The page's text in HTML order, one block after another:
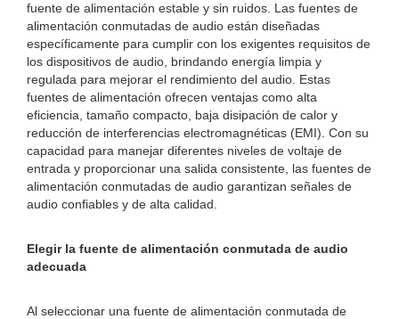
fuente de alimentación estable y sin ruidos. Las fuentes de
alimentación conmutadas de audio están diseñadas
específicamente para cumplir con los exigentes requisitos de
los dispositivos de audio, brindando energía limpia y
regulada para mejorar el rendimiento del audio. Estas
fuentes de alimentación ofrecen ventajas como alta
eficiencia, tamaño compacto, baja disipación de calor y
reducción de interferencias electromagnéticas (EMI). Con su
capacidad para manejar diferentes niveles de voltaje de
entrada y proporcionar una salida consistente, las fuentes de
alimentación conmutadas de audio garantizan señales de
audio confiables y de alta calidad.
Elegir la fuente de alimentación conmutada de audio
adecuada
Al seleccionar una fuente de alimentación conmutada de